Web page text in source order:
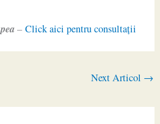
–Click aici pentru consultaţii
Next Articol →